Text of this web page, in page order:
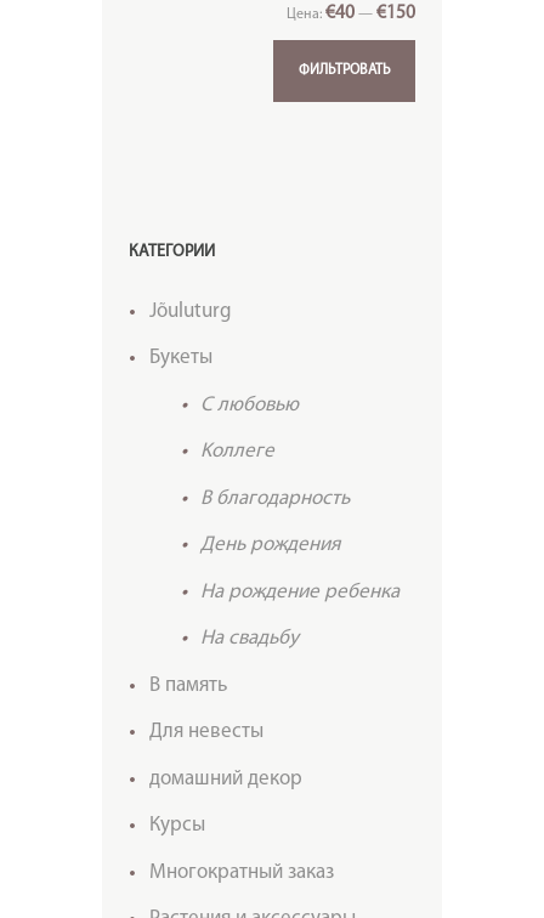
ФИЛЬТРОВАТЬ
Цена:€40 —€150
КАТЕГОРИИ
Jõuluturg
Букеты
C любовью
Kоллеге
В благодарность
День рождения
На рождение ребенка
На свадьбу
В память
Для невесты
домашний декор
Курсы
Многократный заказ